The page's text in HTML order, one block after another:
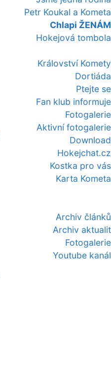
Petr Koukal a Kometa
Chlapi ŽENÁM
Hokejová tombola
Království Komety
Dortiáda
Ptejte se
Fan klub informuje
Fotogalerie
Aktivní fotogalerie
Download
Hokejchat.cz
Kostka pro vás
Karta Kometa
Archiv článků
Archiv aktualit
Fotogalerie
Youtube kanál